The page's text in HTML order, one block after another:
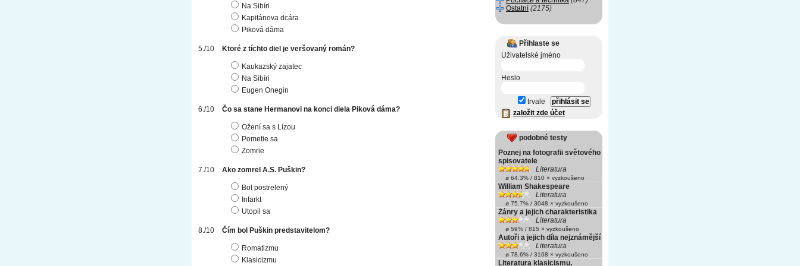
Na Sibíri
Kapitánova dcára
Piková dáma
Ktoré z tíchto diel je veršovaný román?
Kaukazský zajatec
Na Sibíri
Eugen Onegin
Čo sa stane Hermanovi na konci diela Piková dáma?
Ožení sa s Lízou
Pometie sa
Zomrie
Ako zomrel A.S. Puškin?
Bol postrelený
Infarkt
Utopil sa
Čím bol Puškin predstavitelom?
Romatizmu
Klasicizmu
Ostatní (2175)
Přihlaste se
Uživatelské jméno
Heslo
trvale
založit zde účet
podobné testy
Poznej na fotografii světového
spisovatele
Literatura
ø 64.3% / 810 × vyzkoušeno
William Shakespeare
Literatura
ø 75.7% / 3048 × vyzkoušeno
Žánry a jejich charakteristika
Literatura
ø 59% / 815 × vyzkoušeno
Autoři a jejich díla nejznámější
Literatura
ø 78.6% / 3168 × vyzkoušeno
Literatura klasicismu,